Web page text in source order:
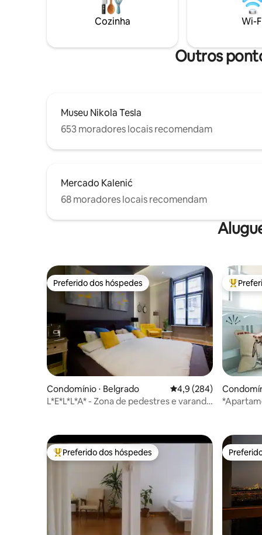
nesta área. Há uma mercearia 24 horas, 7
dias por semana, na esquina.
peixe
Cozinha Wi-
Outros
Museu Nikola Tesla
653 moradores locais recomendam
Mercado Kalenić
68 moradores locais recomendam
Preferido dos hóspedes
Preferido dos hóspedes
Condomínio ⋅ Belgrado 4,9 de uma avaliação
4,9 (284)
L*E*L*L*A* - Zona de pedestres e varanda
Entre
Entre os melhores preferidos dos hóspedes
Preferido dos hóspedes